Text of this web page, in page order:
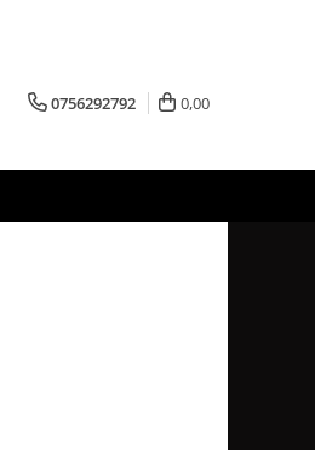
0756292792 0,00